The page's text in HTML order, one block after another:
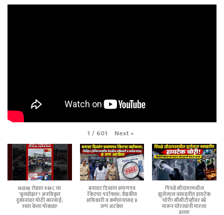
1 / 601 Next»
NIBM रोडवर PMC चा
'बुलडोझर'! अनधिकृत
दुकानांवर मोठी कारवाई;
रस्ता केला मोकळा!
बनावट दिव्यांग प्रमाणपत्र
रॅकेटचा पर्दाफाश; वैद्यकीय
अधिकारी व कर्मचाऱ्यांसह 8
जण अटकेत
पिंपळे सौदागरमधील
झुलेलाल वसाहतीत हायटेक
चोरी! सीसीटीव्हीवर स्प्रे
मारून चोरट्यांनी मारला
डल्ला